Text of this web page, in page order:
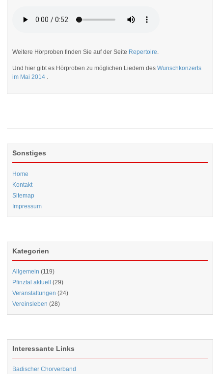
Weitere Hörproben finden Sie auf der Seite Repertoire.
Und hier gibt es Hörproben zu möglichen Liedern des Wunschkonzerts
im Mai 2014 .
Sonstiges
Home
Kontakt
Sitemap
Impressum
Kategorien
Allgemein (119)
Pfinztal aktuell
(29)
Veranstaltungen (24)
Vereinsleben (28)
Interessante Links
Badischer Chorverband